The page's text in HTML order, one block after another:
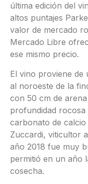
última edición del
altos puntajes
valor de mercado
Mercado Libre
ese mismo precio.
El vino proviene de
al noroeste de la
con 50 cm de
profundidad
carbonato de
Zuccardi, viticultor
año 2018 fue muy
permitió en un año
cosecha.